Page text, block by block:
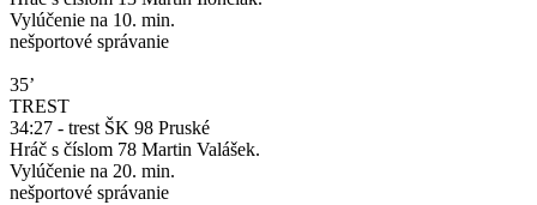
Vylúčenie na 10. min.
nešportové správanie
35’
TREST
34:27 - trest ŠK 98 Pruské
Hráč s číslom 78 Martin Valášek.
Vylúčenie na 20. min.
nešportové správanie